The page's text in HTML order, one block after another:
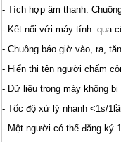
- Tích hợp âm thanh.
- Kết nối với máy tính qua
- Chuông báo giờ vào, ra,
- Hiển thị tên người chấm
- Dữ liệu trong máy không
- Tốc độ xử lý nhanh <1s/
- Một người có thể đăng ký